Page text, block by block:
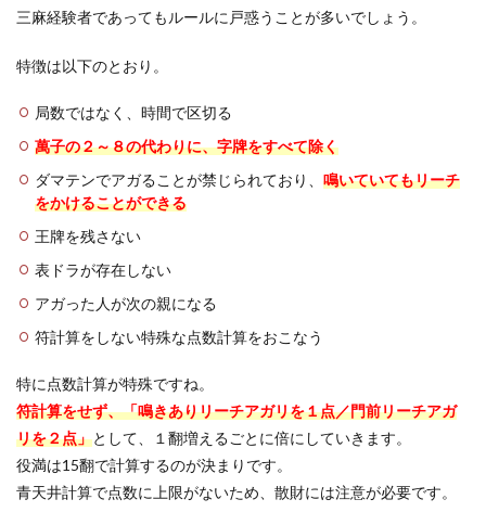
三麻経験者であってもルールに戸惑うことが多いでしょう。
特徴は以下のとおり。
局数ではなく、時間で区切る
萬子の２～８の代わりに、字牌をすべて除く
ダマテンでアガることが禁じられており、 鳴いていてもリーチ
をかけることができる
王牌を残さない
表ドラが存在しない
アガった人が次の親になる
符計算をしない特殊な点数計算をおこなう
特に点数計算が特殊ですね。
符計算をせず、「鳴きありリーチアガリを１点／門前リーチアガ
リを２点」として、１翻増えるごとに倍にしていきます。
役満は15翻で計算するのが決まりです。
青天井計算で点数に上限がないため、散財には注意が必要です。